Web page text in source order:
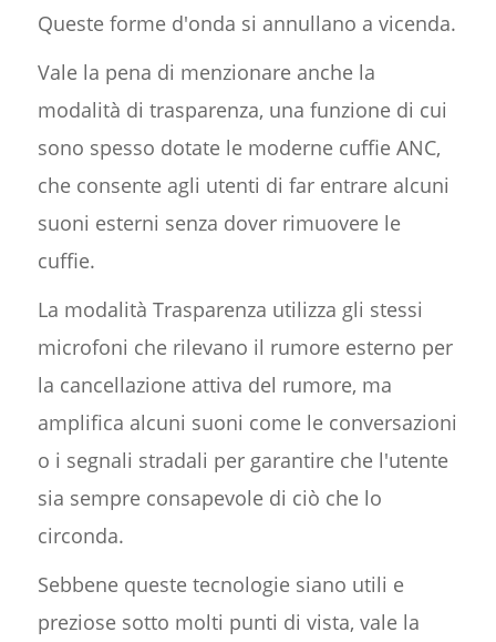
Queste forme d'onda si annullano a vicenda.
Vale la pena di menzionare anche la
modalità di trasparenza, una funzione di cui
sono spesso dotate le moderne cuffie ANC,
che consente agli utenti di far entrare alcuni
suoni esterni senza dover rimuovere le
cuffie.
La modalità Trasparenza utilizza gli stessi
microfoni che rilevano il rumore esterno per
la cancellazione attiva del rumore, ma
amplifica alcuni suoni come le conversazioni
o i segnali stradali per garantire che l'utente
sia sempre consapevole di ciò che lo
circonda.
Sebbene queste tecnologie siano utili e
preziose sotto molti punti di vista, vale la